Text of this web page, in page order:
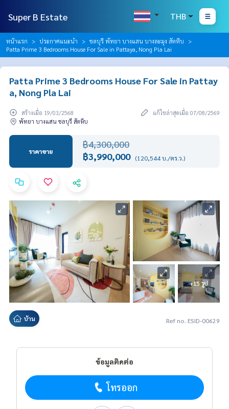
Super B Estate THB
หน้าแรก ประกาศแนะนำ
ชลบุรี พัทยา บางแสน บางละมุง สัตหีบ
Patta Prime 3 Bedrooms House For Sale in Pattaya, Nong Pla Lai
Patta Prime 3 Bedrooms House For Sale in Pattay
a, Nong Pla Lai
สร้างเมื่อ 19/03/2568
แก้ไขล่าสุดเมื่อ 07/08/2569
พัทยา บางแสน ชลบุรี สัตหีบ
ราคาขาย
฿4,300,000
฿3,990,000 (120,544 บ./ตร.ว.)
+15 รูป
บ้าน Ref no. ESID-00629
ข้อมูลติดต่อ
โทรออก